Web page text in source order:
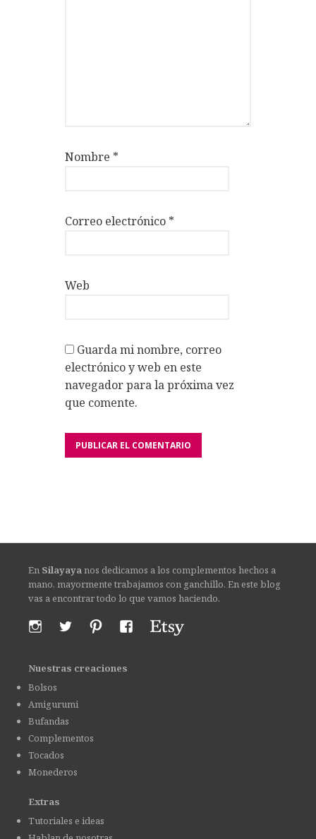
Nombre *
Correo electrónico *
Web
Guarda mi nombre, correo
electrónico y web en este
navegador para la próxima vez
que comente.
En Silayayanos dedicamos a los complementos hechos a
mano, mayormente trabajamos con ganchillo. En este blog
vas a encontrar todo lo que vamos haciendo.
Nuestras creaciones
Bolsos
Amigurumi
Bufandas
Complementos
Tocados
Monederos
Extras
Tutoriales e ideas